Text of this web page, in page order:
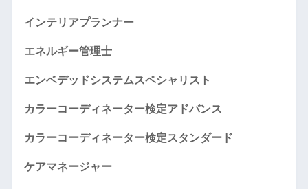
インテリアプランナー
エネルギー管理士
エンベデッドシステムスペシャリスト
カラーコーディネーター検定アドバンス
カラーコーディネーター検定スタンダード
ケアマネージャー